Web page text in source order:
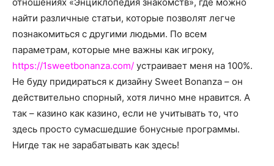
найти различные статьи, которые позволят легче
познакомиться с другими людьми. По всем
параметрам, которые мне важны как игроку,
https://1sweetbonanza.com/ устраивает меня на 100%.
Не буду придираться к дизайну Sweet Bonanza – он
действительно спорный, хотя лично мне нравится. А
так – казино как казино, если не учитывать то, что
здесь просто сумасшедшие бонусные программы.
Нигде так не зарабатывать как здесь!